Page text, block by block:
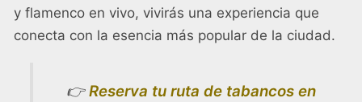
y flamenco en vivo, vivirás una experiencia que
conecta con la esencia más popular de la ciudad.
👉Reserva tu ruta de tabancos en